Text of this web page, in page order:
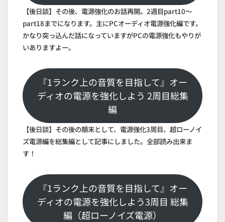
【後日談】その後、電源強化のお話再開。2週目part10～
part18までになります。主にPCオーディオ電源強化編です。
かなり突っ込んだ話になっていますがPCの電源強化もやりが
いありますよー。
『1ランク上の音質を目指して』オー
ディオの電源を強化しよう 2周目総集
編
【後日談】その後の顛末として、電源強化3周目、超ローノイ
ズ電源編を総集編として記事にしました。全部読み出来ま
す！
『1ランク上の音質を目指して』オー
ディオの電源を強化しよう3周目 総集
編（超ローノイズ電源）